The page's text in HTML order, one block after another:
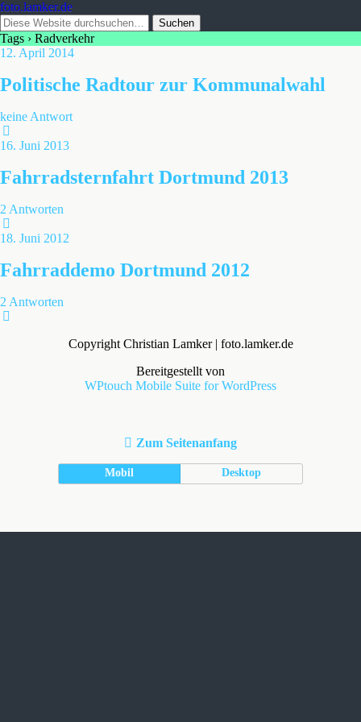
foto.lamker.de
Tags › Radverkehr
12. April 2014
Politische Radtour zur Kommunalwahl
keine Antwort
16. Juni 2013
Fahrradsternfahrt Dortmund 2013
2 Antworten
18. Juni 2012
Fahrraddemo Dortmund 2012
2 Antworten
Copyright Christian Lamker | foto.lamker.de
Bereitgestellt von
WPtouch Mobile Suite for WordPress
Zum Seitenanfang
Mobil Desktop